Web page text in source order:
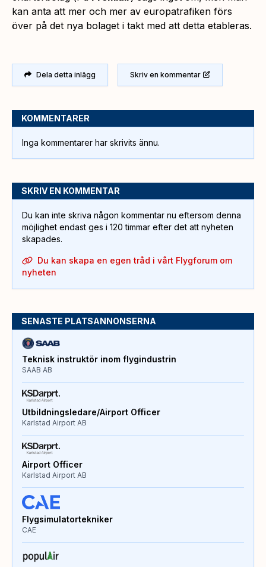
kan anta att mer och mer av europatrafiken förs
över på det nya bolaget i takt med att detta etableras.
Dela detta inlägg Skriv en kommentar
KOMMENTARER
Inga kommentarer har skrivits ännu.
SKRIV EN KOMMENTAR
Du kan inte skriva någon kommentar nu eftersom denna
möjlighet endast ges i 120 timmar efter det att nyheten
skapades.
Du kan skapa en egen tråd i vårt Flygforum om
nyheten
SENASTE PLATSANNONSERNA
Teknisk instruktör inom flygindustrin
SAAB AB
Utbildningsledare/Airport Officer
Karlstad Airport AB
Airport Officer
Karlstad Airport AB
Flygsimulatortekniker
CAE